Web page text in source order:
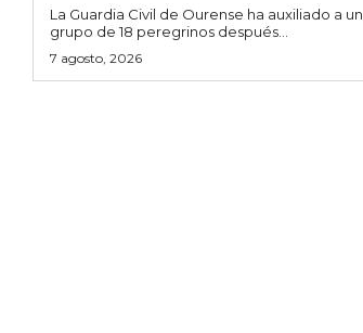
La Guardia Civil de Ourense ha auxiliado a un
grupo de 18 peregrinos después...
7 agosto, 2026